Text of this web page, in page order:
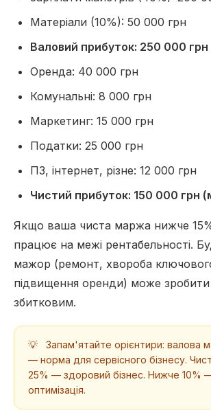
Матеріали (10%): 50 000 грн
Валовий прибуток: 250 000
Оренда: 40 000 грн
Комунальні: 8 000 грн
Маркетинг: 15 000 грн
Податки: 25 000 грн
ПЗ, інтернет, різне: 12 000 грн
Чистий прибуток: 150 000 грн
Якщо ваша чиста маржа нижче
працює на межі рентабельності.
мажор (ремонт, хвороба
підвищення оренди) може зробити
збитковим.
💡
Запам'ятайте орієнтири: валова
— норма для сервісного бізнесу.
25% — здоровий бізнес. Нижче 10%
оптимізація.